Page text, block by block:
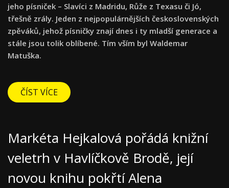
jeho písniček – Slavíci z Madridu, Růže z Texasu či Jó,
třešně zrály. Jeden z nejpopulárnějších československých
zpěváků, jehož písničky znají dnes i ty mladší generace a
stále jsou tolik oblíbené. Tím vším byl Waldemar
Matuška.
ČÍST VÍCE
Markéta Hejkalová pořádá knižní
veletrh v Havlíčkově Brodě, její
novou knihu pokřtí Alena